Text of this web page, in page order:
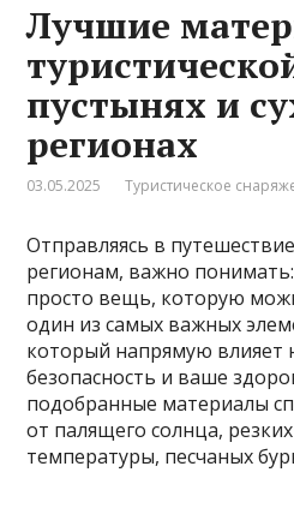
Лучшие
пустынях и
регионах
03.05.2025 Туристическое
Отправляясь в
регионам, важно
просто вещь, которую
один из самых важных
который напрямую влияет
безопасность и ваше
подобранные материалы
от палящего солнца,
температуры, песчаных